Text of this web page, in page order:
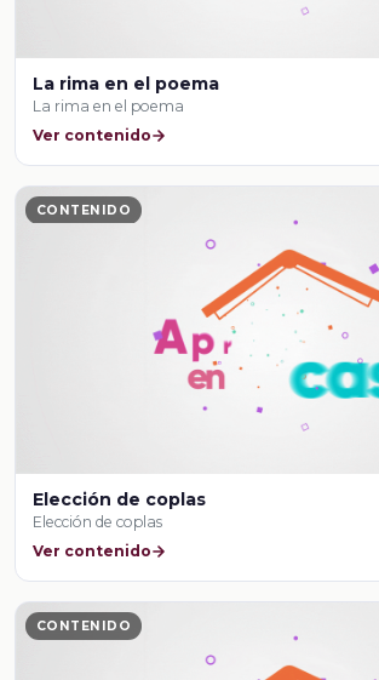
La rima en el poema
La rima en el poema
Ver contenido
CONTENIDO
Elección de coplas
Elección de coplas
Ver contenido
CONTENIDO